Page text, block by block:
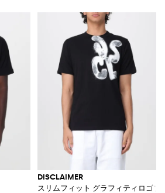
DISCLAIMER
スリムフィット グラフィティロゴプ